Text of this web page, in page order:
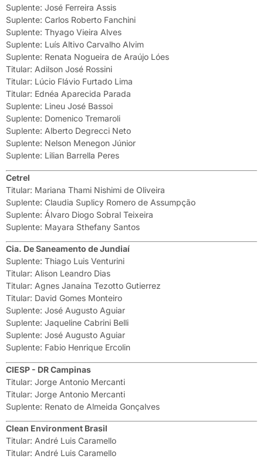
Suplente: José Ferreira Assis
Suplente: Carlos Roberto Fanchini
Suplente: Thyago Vieira Alves
Suplente: Luís Altivo Carvalho Alvim
Suplente: Renata Nogueira de Araújo Lóes
Titular: Adilson José Rossini
Titular: Lúcio Flávio Furtado Lima
Titular: Ednéa Aparecida Parada
Suplente: Lineu José Bassoi
Suplente: Domenico Tremaroli
Suplente: Alberto Degrecci Neto
Suplente: Nelson Menegon Júnior
Suplente: Lilian Barrella Peres
Cetrel
Titular: Mariana Thami Nishimi de Oliveira
Suplente: Claudia Suplicy Romero de Assumpção
Suplente: Álvaro Diogo Sobral Teixeira
Suplente: Mayara Sthefany Santos
Cia. De Saneamento de Jundiaí
Suplente: Thiago Luis Venturini
Titular: Alison Leandro Dias
Titular: Agnes Janaína Tezotto Gutierrez
Titular: David Gomes Monteiro
Suplente: José Augusto Aguiar
Suplente: Jaqueline Cabrini Belli
Suplente: José Augusto Aguiar
Suplente: Fabio Henrique Ercolin
CIESP - DR Campinas
Titular: Jorge Antonio Mercanti
Titular: Jorge Antonio Mercanti
Suplente: Renato de Almeida Gonçalves
Clean Environment Brasil
Titular: André Luis Caramello
Titular: André Luis Caramello